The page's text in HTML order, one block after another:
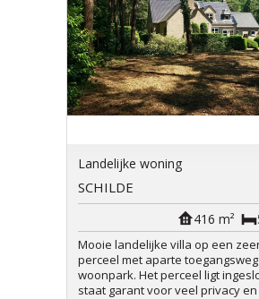
Landelijke woning
SCHILDE
416 m²
Mooie landelijke villa op een
perceel met aparte
woonpark. Het perceel ligt
staat garant voor veel privacy en